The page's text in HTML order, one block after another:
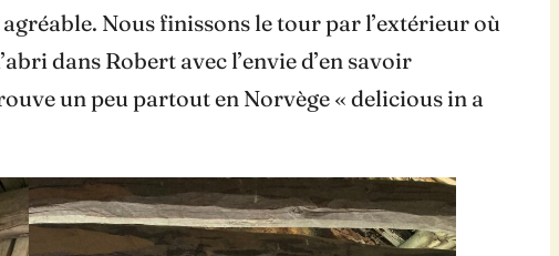
Nous finissons le tour par l’extérieur où
dans Robert avec l’envie d’en savoir
un peu partout en Norvège « delicious in a